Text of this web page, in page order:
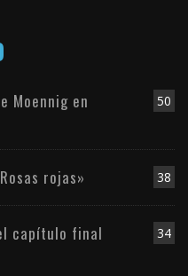
50
Moennig en
38
rojas»
34
capítulo final